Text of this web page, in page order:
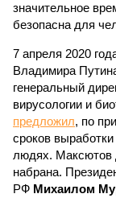
значительное
безопасна для
7 апреля 2020
Владимира
генеральный
вирусологии и
предложил, по
сроков
людях. Максютов
набрана.
РФ Михаилом